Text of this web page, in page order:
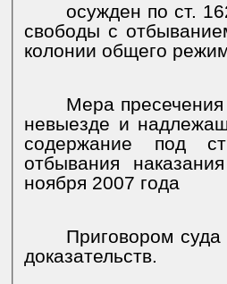
осужден по ст.
свободы с
колонии общего
Мера
невыезде и
содержание под
отбывания
ноября 2007 года
Приговором
доказательств.